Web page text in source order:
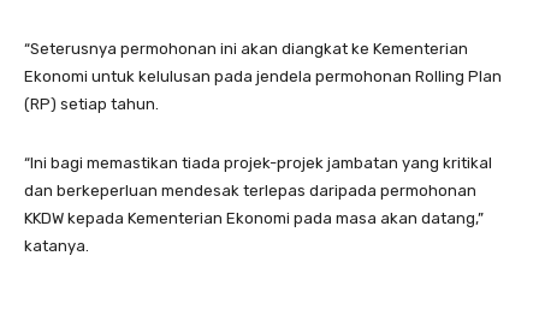
“Seterusnya permohonan ini akan diangkat ke Kementerian
Ekonomi untuk kelulusan pada jendela permohonan Rolling Plan
(RP) setiap tahun.
“Ini bagi memastikan tiada projek-projek jambatan yang kritikal
dan berkeperluan mendesak terlepas daripada permohonan
KKDW kepada Kementerian Ekonomi pada masa akan datang,”
katanya.